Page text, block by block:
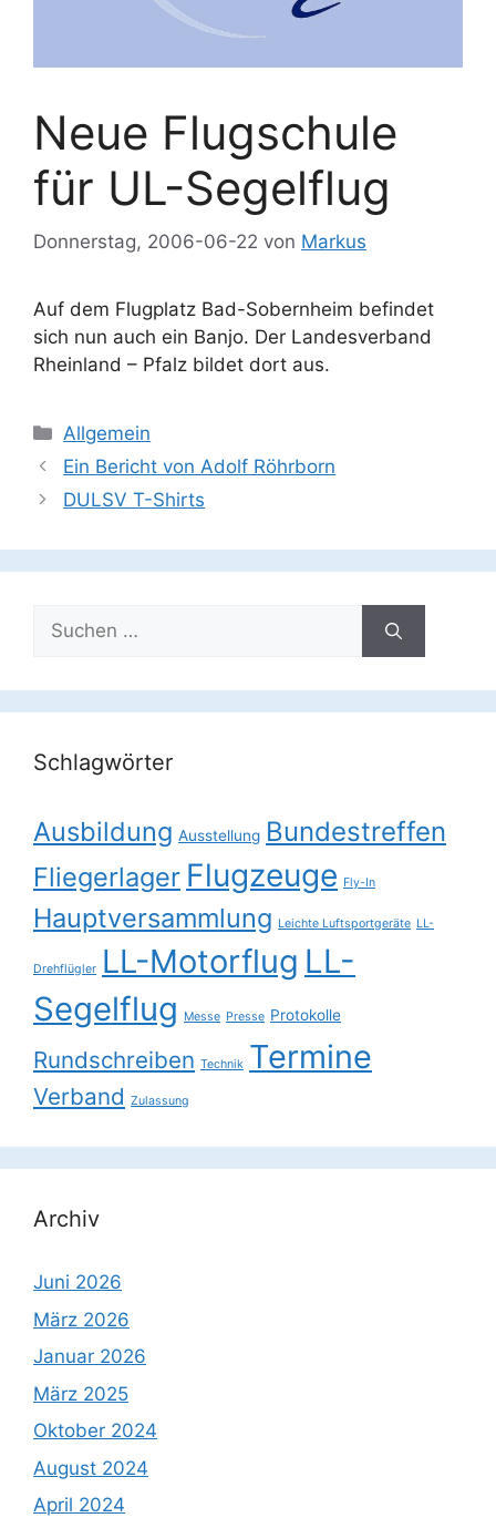
Neue Flugschule
für UL-Segelflug
Donnerstag, 2006-06-22 von Markus
Auf dem Flugplatz Bad-Sobernheim befindet
sich nun auch ein Banjo. Der Landesverband
Rheinland – Pfalz bildet dort aus.
Kategorien
Allgemein
Ein Bericht von Adolf Röhrborn
DULSV T-Shirts
Suchen
nach:
Schlagwörter
Ausbildung Ausstellung Bundestreffen
Fliegerlager Flugzeuge Fly-In
Hauptversammlung Leichte Luftsportgeräte LL-
Drehflügler LL-Motorflug LL-
Segelflug
Messe Presse Protokolle
Rundschreiben Technik Termine
Verband Zulassung
Archiv
Juni 2026
März 2026
Januar 2026
März 2025
Oktober 2024
August 2024
April 2024